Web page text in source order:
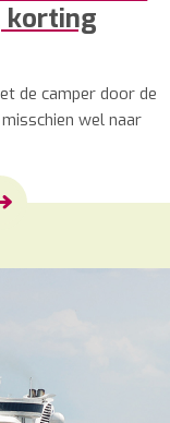
korting
de camper door de
wel naar